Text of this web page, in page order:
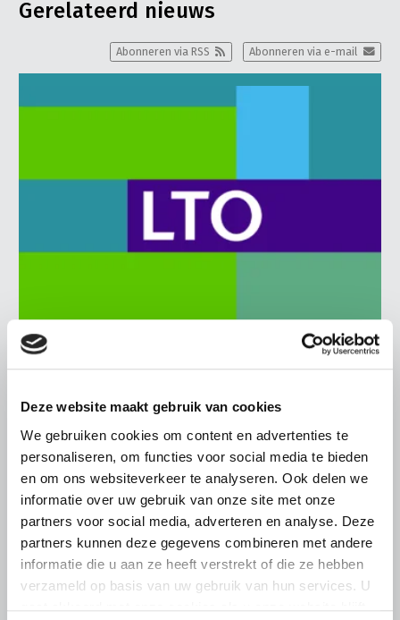
Deze website maakt gebruik van cookies
We gebruiken cookies om content en advertenties te
personaliseren, om functies voor social media te bieden
en om ons websiteverkeer te analyseren. Ook delen we
informatie over uw gebruik van onze site met onze
partners voor social media, adverteren en analyse. Deze
partners kunnen deze gegevens combineren met andere
informatie die u aan ze heeft verstrekt of die ze hebben
verzameld op basis van uw gebruik van hun services. U
Gerelateerd nieuws
Abonneren via e-mail
Abonneren via RSS
BELANGRIJKE INFORMATIE
LTO sluit aan bij demonstratie tegen
dreigende onteigening
pluimveehouders
ZLTO, LLTB, LTO Noord en LTO Nederland roepen hun
leden op om op vrijdagochtend 14 augustus massaal naar
het voorplein van het provinciehuis in Den Bosch te
komen…
Lees meer